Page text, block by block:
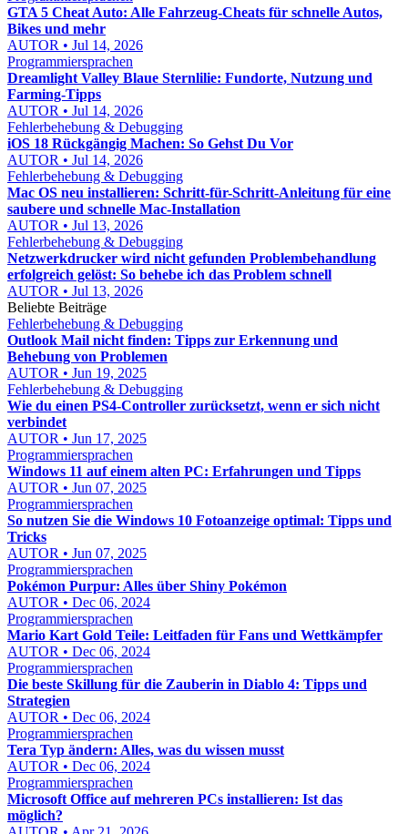
GTA 5 Cheat Auto: Alle Fahrzeug-Cheats für schnelle Autos,
Bikes und mehr
AUTOR • Jul 14, 2026
Programmiersprachen
Dreamlight Valley Blaue Sternlilie: Fundorte, Nutzung und
Farming-Tipps
AUTOR • Jul 14, 2026
Fehlerbehebung & Debugging
iOS 18 Rückgängig Machen: So Gehst Du Vor
AUTOR • Jul 14, 2026
Fehlerbehebung & Debugging
Mac OS neu installieren: Schritt-für-Schritt-Anleitung für eine
saubere und schnelle Mac-Installation
AUTOR • Jul 13, 2026
Fehlerbehebung & Debugging
Netzwerkdrucker wird nicht gefunden Problembehandlung
erfolgreich gelöst: So behebe ich das Problem schnell
AUTOR • Jul 13, 2026
Beliebte Beiträge
Fehlerbehebung & Debugging
Outlook Mail nicht finden: Tipps zur Erkennung und
Behebung von Problemen
AUTOR • Jun 19, 2025
Fehlerbehebung & Debugging
Wie du einen PS4-Controller zurücksetzt, wenn er sich nicht
verbindet
AUTOR • Jun 17, 2025
Programmiersprachen
Windows 11 auf einem alten PC: Erfahrungen und Tipps
AUTOR • Jun 07, 2025
Programmiersprachen
So nutzen Sie die Windows 10 Fotoanzeige optimal: Tipps und
Tricks
AUTOR • Jun 07, 2025
Programmiersprachen
Pokémon Purpur: Alles über Shiny Pokémon
AUTOR • Dec 06, 2024
Programmiersprachen
Mario Kart Gold Teile: Leitfaden für Fans und Wettkämpfer
AUTOR • Dec 06, 2024
Programmiersprachen
Die beste Skillung für die Zauberin in Diablo 4: Tipps und
Strategien
AUTOR • Dec 06, 2024
Programmiersprachen
Tera Typ ändern: Alles, was du wissen musst
AUTOR • Dec 06, 2024
Programmiersprachen
Microsoft Office auf mehreren PCs installieren: Ist das
möglich?